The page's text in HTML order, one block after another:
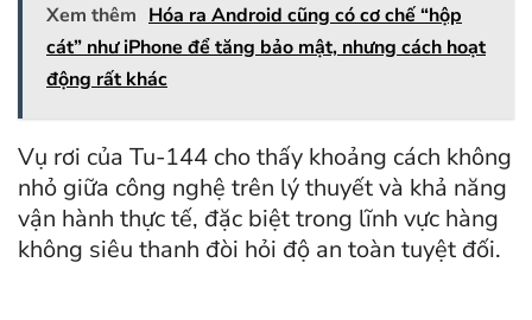
Xem thêm Hóa ra Android cũng có cơ chế “hộp
cát” như iPhone để tăng bảo mật, nhưng cách hoạt
động rất khác
Vụ rơi của Tu-144 cho thấy khoảng cách không
nhỏ giữa công nghệ trên lý thuyết và khả năng
vận hành thực tế, đặc biệt trong lĩnh vực hàng
không siêu thanh đòi hỏi độ an toàn tuyệt đối.